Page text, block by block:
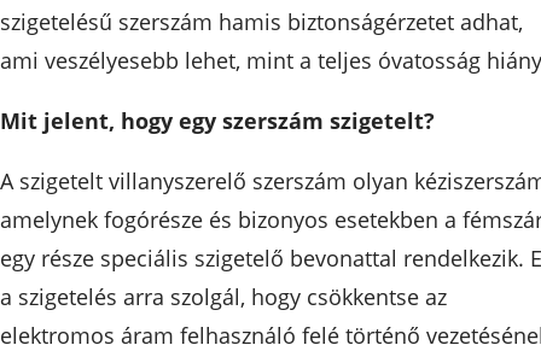
szigetelésű szerszám hamis biztonságérzetet adhat,
ami veszélyesebb lehet, mint a teljes óvatosság
Mit jelent, hogy egy szerszám szigetelt?
A szigetelt villanyszerelő szerszám olyan
amelynek fogórésze és bizonyos esetekben a
egy része speciális szigetelő bevonattal rendelkezik.
a szigetelés arra szolgál, hogy csökkentse az
elektromos áram felhasználó felé történő